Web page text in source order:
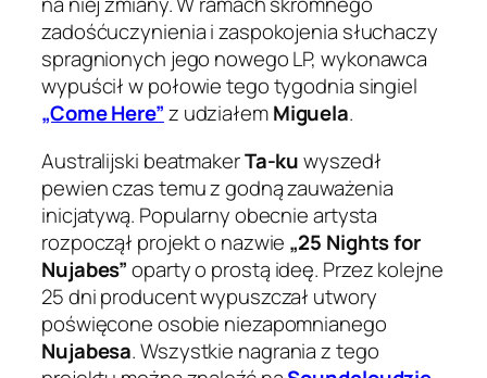
zadośćuczynienia i zaspokojenia słuchaczy
spragnionych jego nowego LP, wykonawca
wypuścił w połowie tego tygodnia singiel
„Come Here”z udziałemMiguela.
Australijski beatmakerTa-kuwyszedł
pewien czas temu z godną zauważenia
inicjatywą. Popularny obecnie artysta
rozpoczął projekt o nazwie „25 Nights for
Nujabes”oparty o prostą ideę. Przez kolejne
25 dni producent wypuszczał utwory
poświęcone osobie niezapomnianego
Nujabesa. Wszystkie nagrania z tego